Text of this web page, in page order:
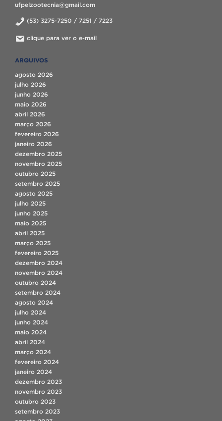
ufpelzootecnia@gmail.com
(53) 3275-7250 / 7251 / 7223
clique para ver o e-mail
ARQUIVOS
agosto 2026
julho 2026
junho 2026
maio 2026
abril 2026
março 2026
fevereiro 2026
janeiro 2026
dezembro 2025
novembro 2025
outubro 2025
setembro 2025
agosto 2025
julho 2025
junho 2025
maio 2025
abril 2025
março 2025
fevereiro 2025
dezembro 2024
novembro 2024
outubro 2024
setembro 2024
agosto 2024
julho 2024
junho 2024
maio 2024
abril 2024
março 2024
fevereiro 2024
janeiro 2024
dezembro 2023
novembro 2023
outubro 2023
setembro 2023